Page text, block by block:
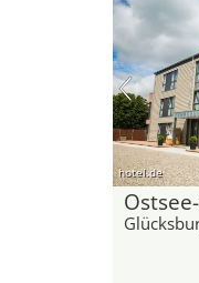
hotel.de